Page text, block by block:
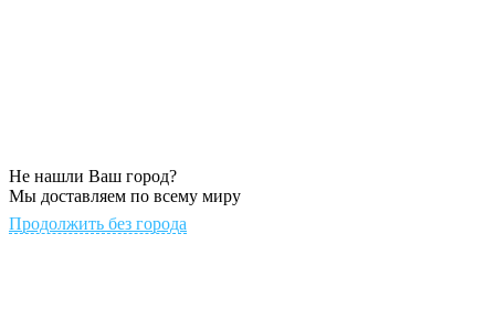
Не нашли Ваш город?
Мы доставляем по всему миру
Продолжить без города